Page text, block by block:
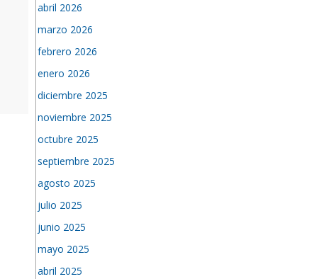
abril 2026
marzo 2026
febrero 2026
enero 2026
diciembre 2025
noviembre 2025
octubre 2025
septiembre 2025
agosto 2025
julio 2025
junio 2025
mayo 2025
abril 2025